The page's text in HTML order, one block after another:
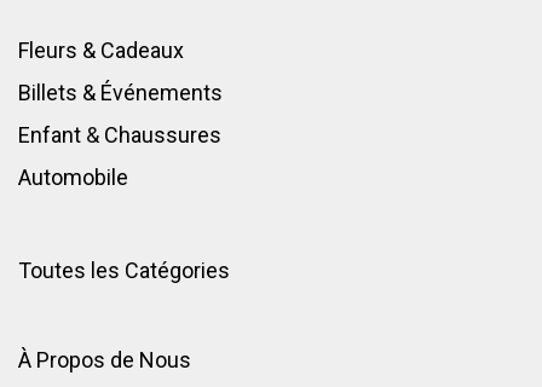
Fleurs & Cadeaux
Billets & Événements
Enfant & Chaussures
Automobile
Toutes les Catégories
À Propos de Nous